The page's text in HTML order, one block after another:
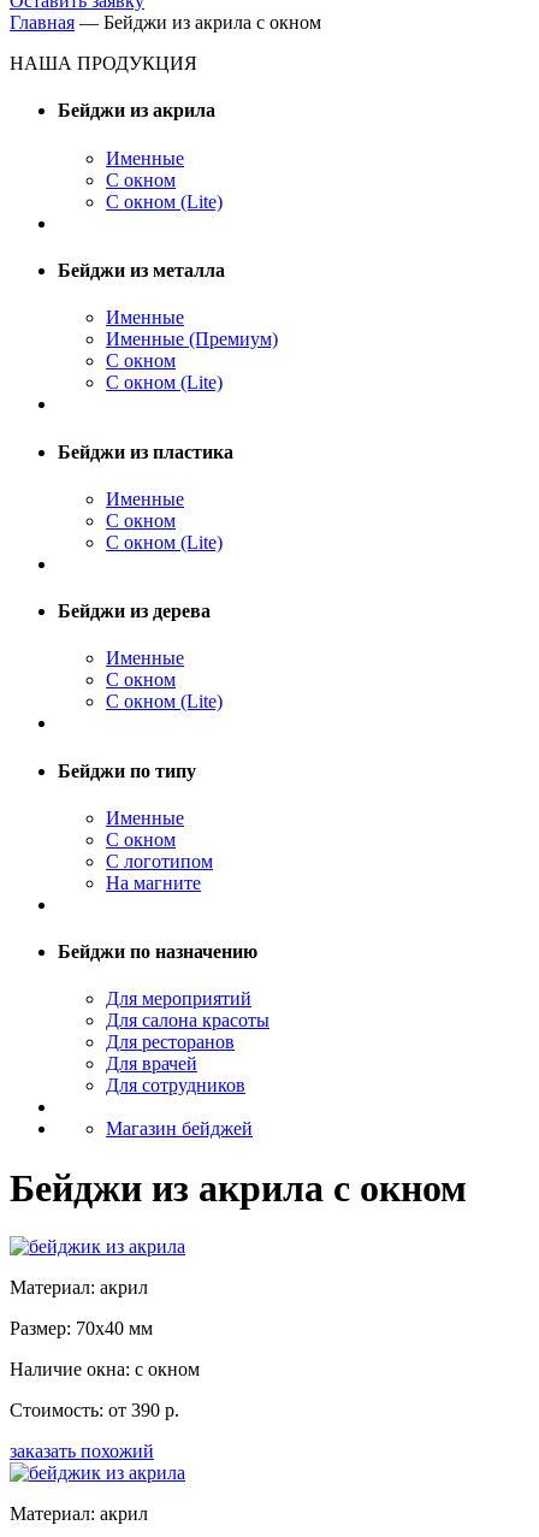
Главная — Бейджи из акрила с окном
НАША ПРОДУКЦИЯ
Бейджи из акрила
Именные
С окном
С окном (Lite)
Бейджи из металла
Именные
Именные (Премиум)
С окном
С окном (Lite)
Бейджи из пластика
Именные
С окном
С окном (Lite)
Бейджи из дерева
Именные
С окном
С окном (Lite)
Бейджи по типу
Именные
С окном
С логотипом
На магните
Бейджи по назначению
Для мероприятий
Для салона красоты
Для ресторанов
Для врачей
Для сотрудников
Магазин бейджей
Бейджи из акрила с окном
Материал: акрил
Размер: 70x40 мм
Наличие окна: с окном
Стоимость: от 390 р.
заказать похожий
Материал: акрил